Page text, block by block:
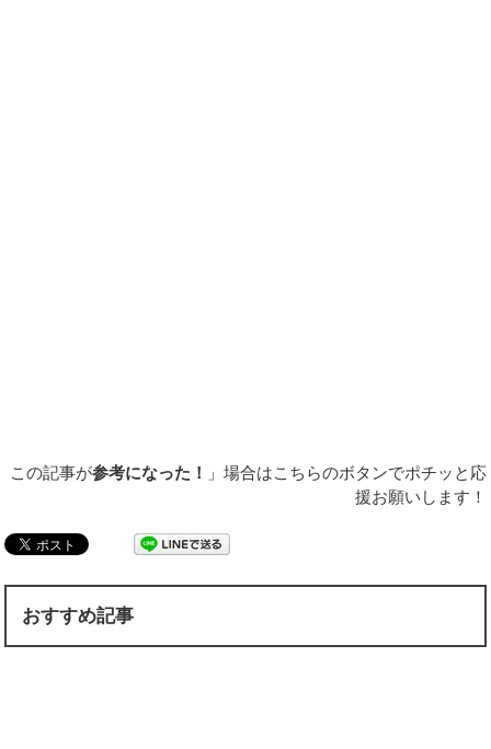
この記事が参考になった！
」場合はこちらのボタンでポチッと応
援お願いします！
おすすめ記事